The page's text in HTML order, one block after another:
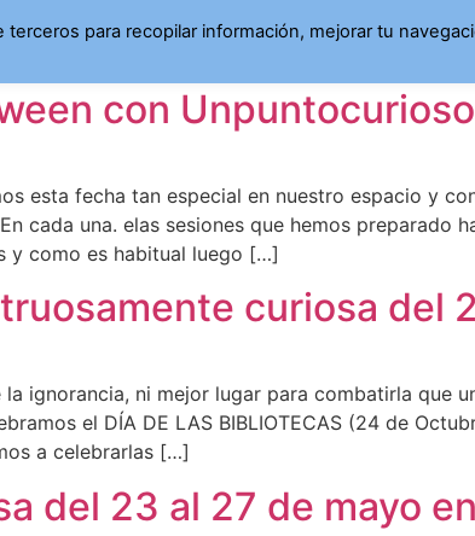
con Unpuntocurioso
esta fecha tan especial en nuestro espacio y
cada una. elas sesiones que hemos preparado
y como es habitual luego […]
curiosa del
ignorancia, ni mejor lugar para combatirla que
el DÍA DE LAS BIBLIOTECAS (24 de
a celebrarlas […]
del 23 al 27 de mayo
para recopilar información, mejorar tu